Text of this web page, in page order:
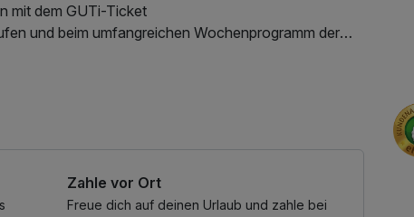
mit dem GUTi-Ticket
und beim umfangreichen Wochenprogramm der
W-LAN Nutzung / Internetnutzung,
Zahle vor Ort
Freue dich auf deinen Urlaub und zahle bei